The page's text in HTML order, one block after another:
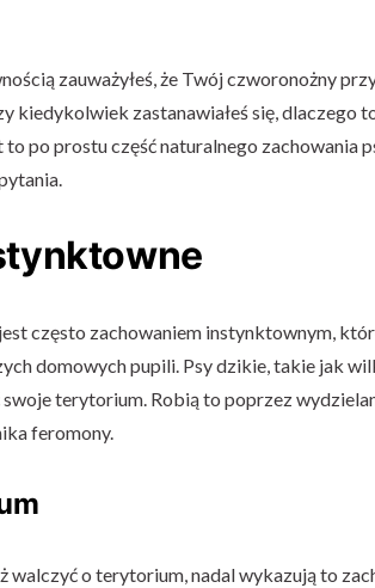
zauważyłeś, że Twój czworonożny
kiedykolwiek zastanawiałeś się, dlaczego
po prostu część naturalnego zachowania
często zachowaniem instynktownym,
domowych pupili. Psy dzikie, takie jak
swoje terytorium. Robią to poprzez
feromony.
walczyć o terytorium, nadal wykazują to